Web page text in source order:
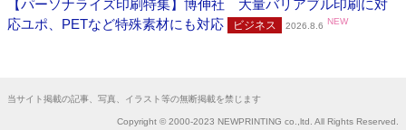
【パーソナライズ印刷特集】博伸社 大量バリアブル印刷に対
応ユポ、PETなど特殊素材にも対応
ビジネス 2026.8.6 NEW
当サイト掲載の記事、写真、イラスト等の無断掲載を禁じます
Copyright © 2000-2023 NEWPRINTING co.,ltd. All Rights Reserved.